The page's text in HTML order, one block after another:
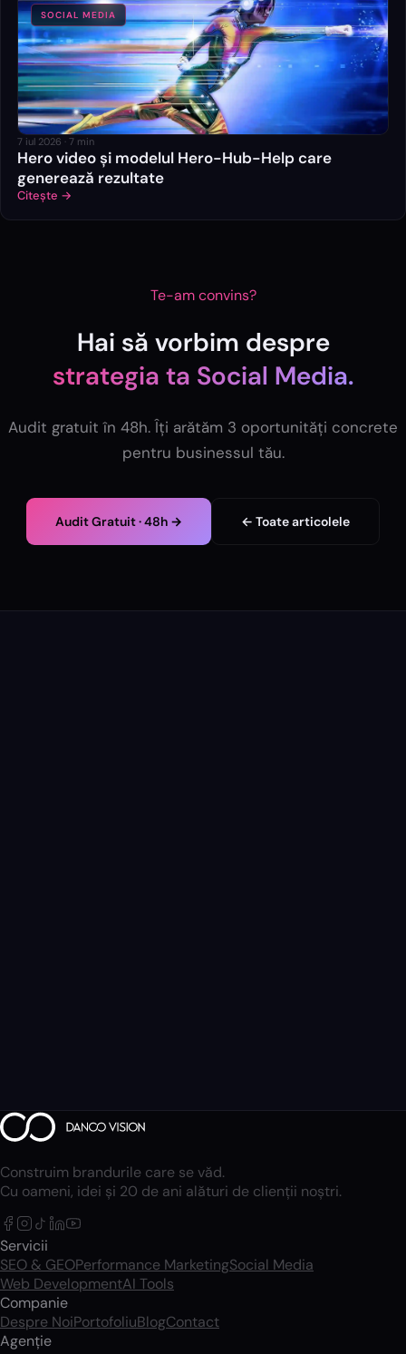
SOCIAL MEDIA
7 iul 2026 · 7 min
Hero video și modelul Hero-Hub-Help care
generează rezultate
Citește →
Te-am convins?
Hai să vorbim despre
strategia ta Social Media.
Audit gratuit în 48h. Îți arătăm 3 oportunități concrete
pentru businessul tău.
Audit Gratuit · 48h → ← Toate articolele
Construim brandurile care se văd.
Cu oameni, idei și 20 de ani alături de clienții noștri.
Servicii
SEO & GEOPerformance MarketingSocial Media
Web DevelopmentAI Tools
Companie
Despre NoiPortofoliuBlogContact
Agenție